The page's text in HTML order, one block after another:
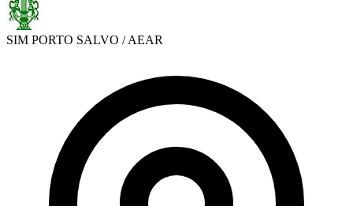
SIM PORTO SALVO / AEAR